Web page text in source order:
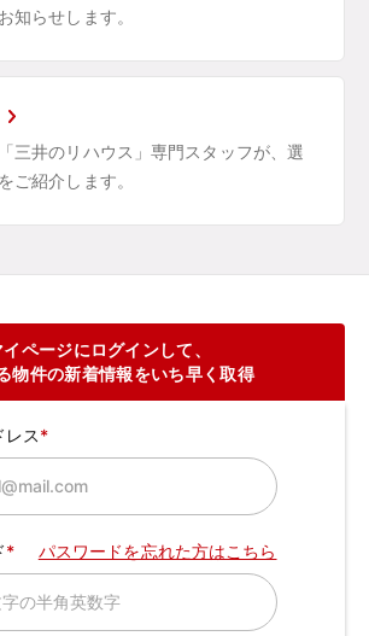
知らせします。
三井のリハウス」専門スタッフが、選
ご紹介します。
イページにログインして、
物件の新着情報をいち早く取得
レス
パスワードを忘れた方はこちら